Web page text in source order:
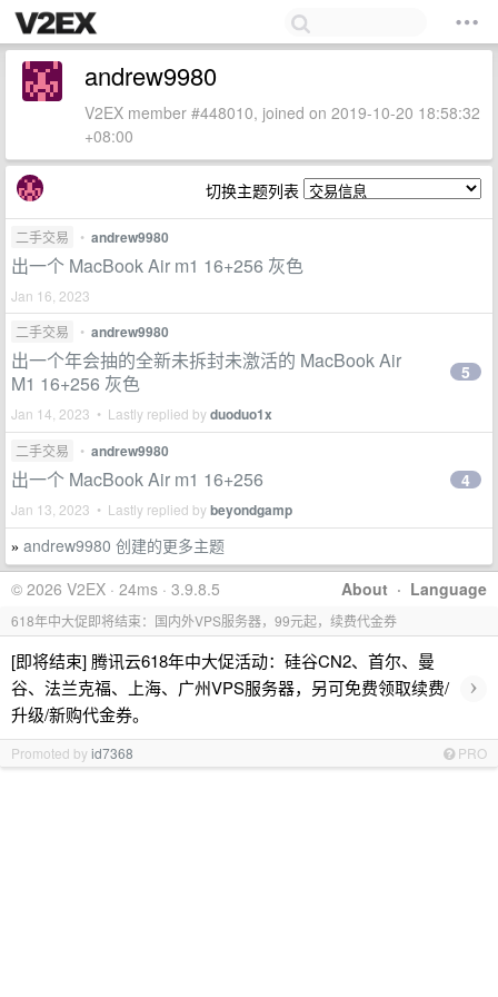
andrew9980
V2EX member #448010, joined on 2019-10-20 18:58:32
+08:00
切换主题列表
二手交易 • andrew9980
出一个 MacBook Air m1 16+256 灰色
Jan 16, 2023
二手交易
• andrew9980
出一个年会抽的全新未拆封未激活的 MacBook Air
M1 16+256 灰色
Jan 14, 2023 • Lastly replied byduoduo1x
5
二手交易 • andrew9980
出一个 MacBook Air m1 16+256
Jan 13, 2023 • Lastly replied bybeyondgamp
4
» andrew9980 创建的更多主题
About · Language
© 2026 V2EX · 24ms · 3.9.8.5
618年中大促即将结束：国内外VPS服务器，99元起，续费代金券
[即将结束] 腾讯云618年中大促活动：硅谷CN2、首尔、曼
谷、法兰克福、上海、广州VPS服务器，另可免费领取续费/
升级/新购代金券。
›
Promoted byid7368 PRO